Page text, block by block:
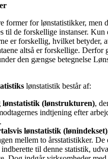
former for lønstatistikker, men
til de forskellige instanser. Kun
er forskellig, hvilket betyder,
altså er forskellige. Derfor
den gængse betegnelse
lønstatistik består af:
lønstatistik (lønstrukturen),
indtjening efter
lønstatistik (lønindekset)
mellem to årsstatistikker. De
indberette til denne statistik,